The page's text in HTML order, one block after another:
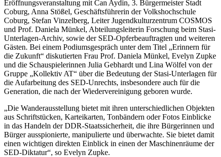
Eröffnungsveranstaltung mit Can Aydin, 3. Bürgermeister Stadt
Coburg, Anna Stößel, Geschäftsführerin der Volkshochschule
Coburg, Stefan Vinzelberg, Leiter Jugendkulturzentrum COSMOS
und Prof. Daniela Münkel, Abteilungsleiterin Forschung beim Stasi-
Unterlagen-Archiv, sowie der SED-Opferbeauftragten und weiteren
Gästen. Bei einem Podiumsgespräch unter dem Titel „Erinnern für
die Zukunft“ diskutierten Frau Prof. Daniela Münkel, Evelyn Zupke
und die Schauspielerinnen Julia Gebhardt und Lina Wölfel von der
Gruppe „Kollektiv AT“ über die Bedeutung der Stasi-Unterlagen für
die Aufarbeitung des SED-Unrechts, insbesondere auch für die
Generation, die nach der Wiedervereinigung geboren wurde.
„Die Wanderausstellung bietet mit ihren unterschiedlichen Objekten
aus Schriftstücken, Karteikarten, Tonbändern oder Fotos Einblicke
in das Handeln der DDR-Staatssicherheit, die ihre Bürgerinnen und
Bürger ausspionierte, manipulierte und überwachte. Sie bietet damit
einen wichtigen direkten Einblick in einen der Maschinenräume der
SED-Diktatur“, so Evelyn Zupke.